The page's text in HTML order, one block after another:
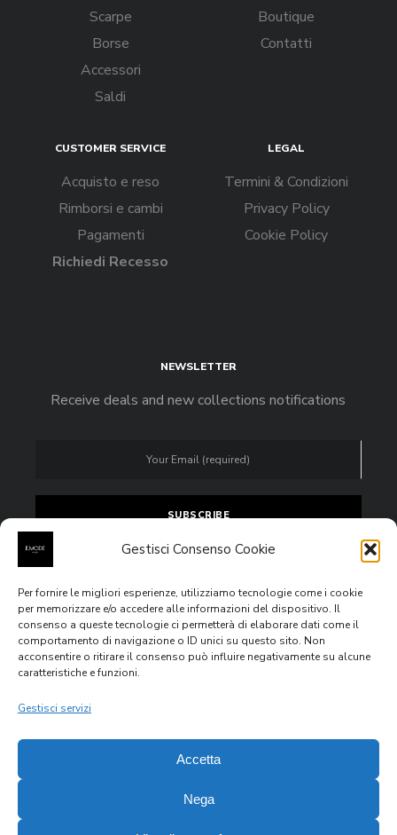
Gestisci Consenso Cookie
Per fornire le migliori esperienze, utilizziamo tecnologie come i cookie
per memorizzare e/o accedere alle informazioni del dispositivo. Il
consenso a queste tecnologie ci permetterà di elaborare dati come il
comportamento di navigazione o ID unici su questo sito. Non
acconsentire o ritirare il consenso può influire negativamente su alcune
caratteristiche e funzioni.
Gestisci servizi
Accetta
Nega
Scarpe
Borse
Accessori
Saldi
Boutique
Contatti
CUSTOMER SERVICE
Acquisto e reso
Rimborsi e cambi
Pagamenti
Richiedi Recesso
LEGAL
Termini & Condizioni
Privacy Policy
Cookie Policy
NEWSLETTER
Receive deals and new collections notifications
Acceptprivacy policy
All rights reserved © 2020
Giulia n.4, 63074, San Benedetto del Tronto (AP) – P.IVA